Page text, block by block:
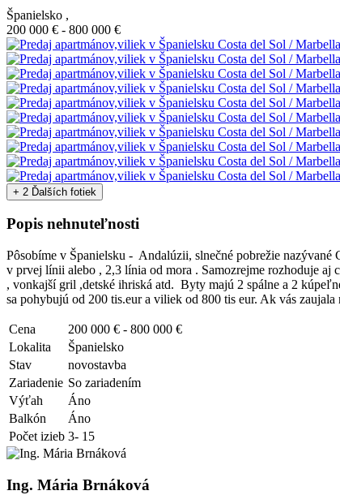
Španielsko ,
200 000 € - 800 000 €
+ 2 Ďalších fotiek
Popis nehnuteľnosti
Pôsobíme v Španielsku - Andalúzii, slnečné pobrežie
v prvej línii alebo , 2,3 línia od mora . Samozrejme rozhoduje aj
, vonkajší gril ,detské ihriská atd. Byty majú 2 spálne a 2
sa pohybujú od 200 tis.eur a viliek od 800 tis eur. Ak vás
Cena
200 000 € - 800 000 €
Lokalita
Španielsko
Stav
novostavba
Zariadenie So zariadením
Výťah
Áno
Balkón
Áno
Počet izieb 3- 15
Ing. Mária Brnáková